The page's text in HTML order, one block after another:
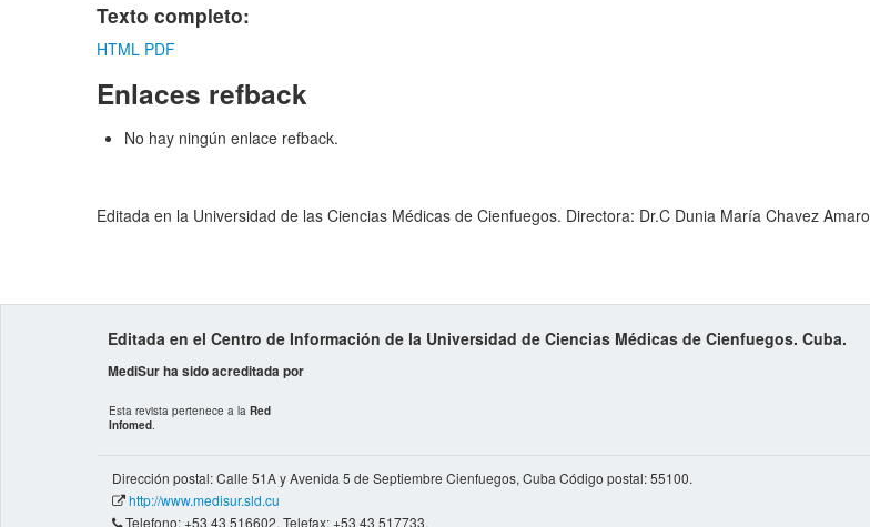
Texto completo:
HTML PDF
Enlaces refback
No hay ningún enlace refback.
Editada en la Universidad de las Ciencias Médicas de Cienfuegos. Directora: Dr.C Dunia María Chavez Amaro
Editada en el Centro de Información de la Universidad de Ciencias Médicas de Cienfuegos. Cuba.
MediSur ha sido acreditada por
Esta revista pertenece a la Red
Infomed.
Dirección postal: Calle 51A y Avenida 5 de Septiembre Cienfuegos, Cuba Código postal: 55100.
http://www.medisur.sld.cu
Telefono: +53 43 516602. Telefax: +53 43 517733.